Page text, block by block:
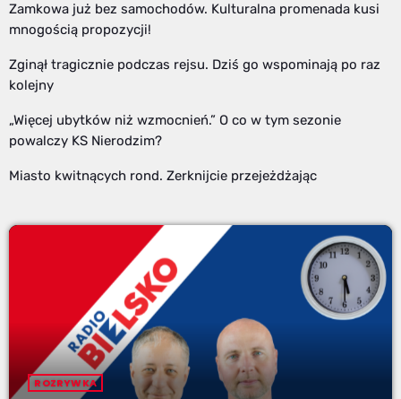
Zamkowa już bez samochodów. Kulturalna promenada kusi
mnogością propozycji!
Zginął tragicznie podczas rejsu. Dziś go wspominają po raz
kolejny
„Więcej ubytków niż wzmocnień.” O co w tym sezonie
powalczy KS Nierodzim?
Miasto kwitnących rond. Zerknijcie przejeżdżając
ROZRYWKA